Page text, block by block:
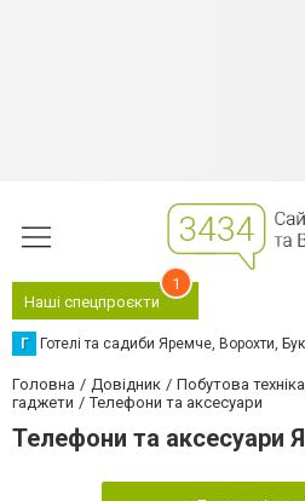
Наші спецпроєкти
1
Г Готелі та садиби Яремче, Ворохти,
Головна Довідник
Побутова
гаджети
Телефони та аксесуари
Телефони та аксесуари